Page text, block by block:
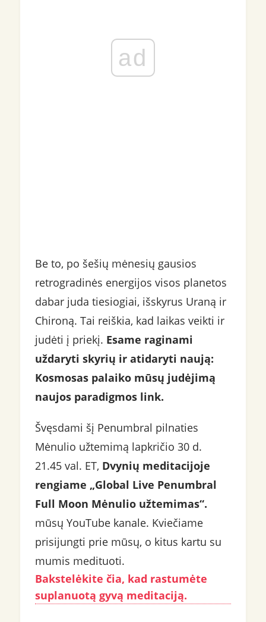
ad
Be to, po šešių mėnesių gausios
retrogradinės energijos visos planetos
dabar juda tiesiogiai, išskyrus Uraną ir
Chironą. Tai reiškia, kad laikas veikti ir
judėti į priekį. Esame raginami
uždaryti skyrių ir atidaryti naują:
Kosmosas palaiko mūsų judėjimą
naujos paradigmos link.
Švęsdami šį Penumbral pilnaties
Mėnulio užtemimą lapkričio 30 d.
21.45 val. ET, Dvynių meditacijoje
rengiame „Global Live Penumbral
Full Moon Mėnulio užtemimas“.
mūsų YouTube kanale. Kviečiame
prisijungti prie mūsų, o kitus kartu su
mumis medituoti.
Bakstelėkite čia, kad rastumėte
suplanuotą gyvą meditaciją.